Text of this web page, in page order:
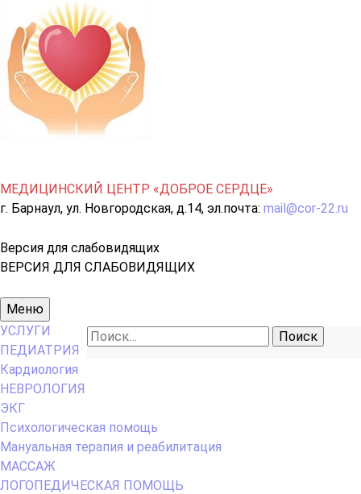
МЕДИЦИНСКИЙ ЦЕНТР «ДОБРОЕ СЕРДЦЕ»
г. Барнаул, ул. Новгородская, д.14, эл.почта: mail@cor-22.ru
Версия для слабовидящих
ВЕРСИЯ ДЛЯ СЛАБОВИДЯЩИХ
Основное
меню
Меню
Найти:
УСЛУГИ
ПЕДИАТРИЯ
Кардиология
НЕВРОЛОГИЯ
ЭКГ
Психологическая помощь
Мануальная терапия и реабилитация
МАССАЖ
ЛОГОПЕДИЧЕСКАЯ ПОМОЩЬ